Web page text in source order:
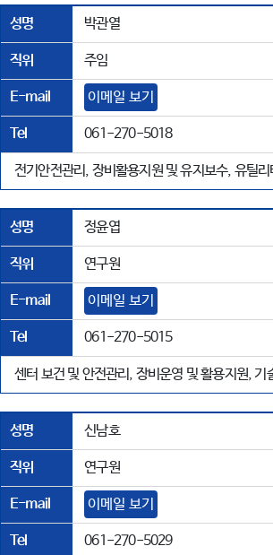
성명 박관열
직위 주임
E-mail 이메일 보기
Tel 061-270-5018
전기안전관리, 장비활용지원 및 유지보수, 유틸리
성명 정윤엽
직위 연구원
E-mail 이메일 보기
Tel 061-270-5015
센터 보건 및 안전관리, 장비운영 및 활용지원, 기
성명 신남호
직위 연구원
E-mail 이메일 보기
Tel 061-270-5029